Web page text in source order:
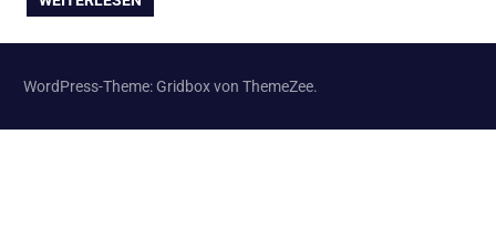
WordPress-Theme: Gridbox von ThemeZee.